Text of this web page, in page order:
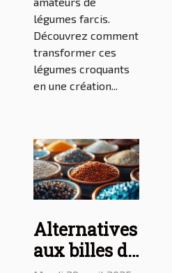
légumes farcis.
Découvrez comment
transformer ces
légumes croquants
en une création...
Alternatives
aux billes de